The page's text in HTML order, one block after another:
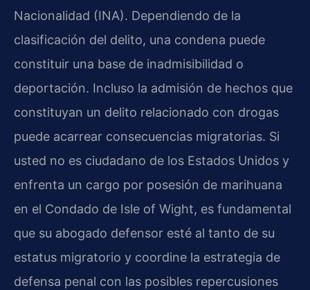
Nacionalidad (INA). Dependiendo de la
clasificación del delito, una condena puede
constituir una base de inadmisibilidad o
deportación. Incluso la admisión de hechos que
constituyan un delito relacionado con drogas
puede acarrear consecuencias migratorias. Si
usted no es ciudadano de los Estados Unidos y
enfrenta un cargo por posesión de marihuana
en el Condado de Isle of Wight, es fundamental
que su abogado defensor esté al tanto de su
estatus migratorio y coordine la estrategia de
defensa penal con las posibles repercusiones